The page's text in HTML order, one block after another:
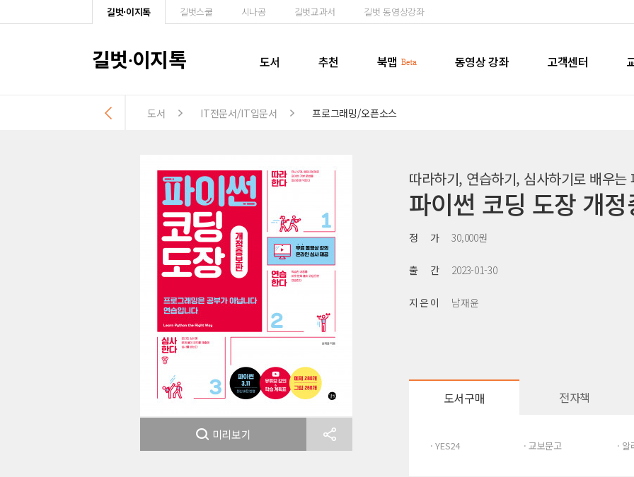
길벗·이지톡 길벗스쿨 시나공 길벗교과서 길벗 동영상강좌
길벗·이지톡 도서 추천 북맵 동영상 강좌 고객센터
도서 IT전문서/IT입문서 프로그래밍/오픈소스
미리보기
따라하기, 연습하기, 심사하기로 배우는
파이썬 코딩 도장 개
정 가 30,000원
출 간 2023-01-30
지 은 이 남재윤
도서구매 전자책
· YES24 · 교보문고 · 알